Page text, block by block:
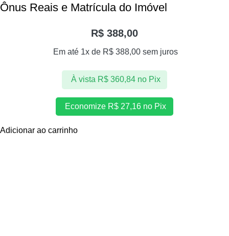
Ônus Reais e Matrícula do Imóvel
R$ 388,00
Em até 1x de R$ 388,00 sem juros
À vista R$360,84 no Pix
Economize R$ 27,16 no Pix
Adicionar ao carrinho